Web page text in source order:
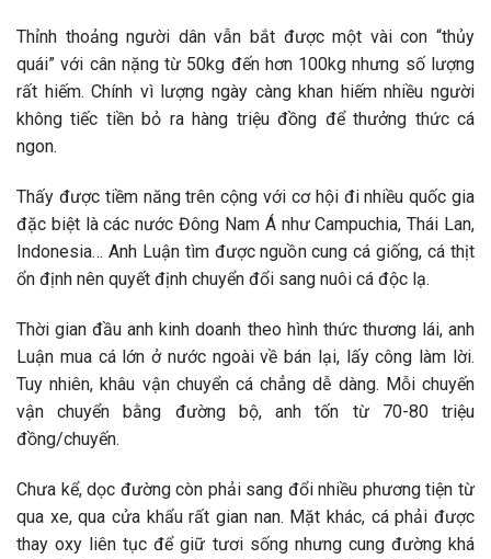
Thỉnh thoảng người dân vẫn bắt được một vài con “thủy
quái” với cân nặng từ 50kg đến hơn 100kg nhưng số lượng
rất hiếm. Chính vì lượng ngày càng khan hiếm nhiều người
không tiếc tiền bỏ ra hàng triệu đồng để thưởng thức cá
ngon.
Thấy được tiềm năng trên cộng với cơ hội đi nhiều quốc gia
đặc biệt là các nước Đông Nam Á như Campuchia, Thái Lan,
Indonesia… Anh Luận tìm được nguồn cung cá giống, cá thịt
ổn định nên quyết định chuyển đổi sang nuôi cá độc lạ.
Thời gian đầu anh kinh doanh theo hình thức thương lái, anh
Luận mua cá lớn ở nước ngoài về bán lại, lấy công làm lời.
Tuy nhiên, khâu vận chuyển cá chẳng dễ dàng. Mỗi chuyến
vận chuyển bằng đường bộ, anh tốn từ 70-80 triệu
đồng/chuyến.
Chưa kể, dọc đường còn phải sang đổi nhiều phương tiện từ
qua xe, qua cửa khẩu rất gian nan. Mặt khác, cá phải được
thay oxy liên tục để giữ tươi sống nhưng cung đường khá